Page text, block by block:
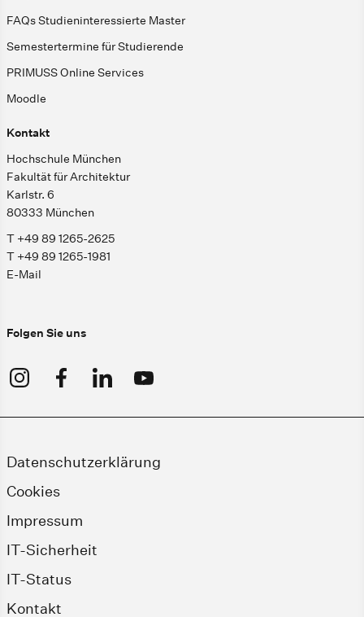
FAQs Studieninteressierte Master
Semestertermine für Studierende
PRIMUSS Online Services
Moodle
Kontakt
Hochschule München
Fakultät für Architektur
Karlstr. 6
80333 München
T +49 89 1265-2625
T +49 89 1265-1981
E-Mail
Folgen Sie uns
Datenschutzerklärung
Cookies
Impressum
IT-Sicherheit
IT-Status
Kontakt